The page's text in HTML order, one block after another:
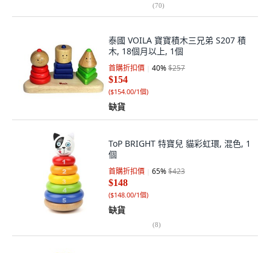
(70)
泰國 VOILA 寶寶積木三兄弟 S207 積
木, 18個月以上, 1個
首購折扣價 40%$257
$154
($154.00/1個)
缺貨
ToP BRIGHT 特寶兒 貓彩虹環, 混色, 1
個
首購折扣價 65%$423
$148
($148.00/1個)
缺貨
(8)